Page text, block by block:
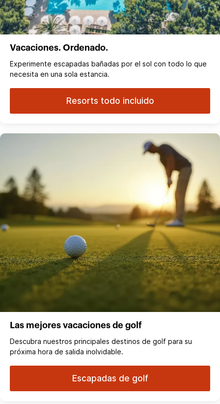
Vacaciones. Ordenado.
Experimente escapadas bañadas por el sol con todo lo que
necesita en una sola estancia.
Resorts todo incluido
Las mejores vacaciones de golf
Descubra nuestros principales destinos de golf para su
próxima hora de salida inolvidable.
Escapadas de golf